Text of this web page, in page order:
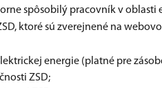
spôsobilý pracovník v oblasti
ktoré sú zverejnené na
energie (platné pre
ZSD;